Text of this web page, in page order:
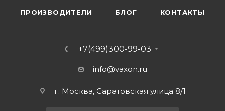
ПРОИЗВОДИТЕЛИ БЛОГ КОНТАКТЫ
+7(499)300-99-03
info@vaxon.ru
г. Москва, Саратовская улица 8/1